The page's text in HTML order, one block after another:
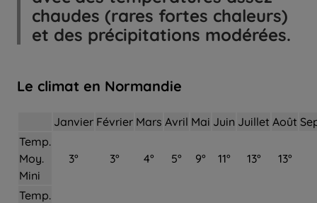
chaudes (rares fortes chaleurs)
et des précipitations modérées.
Le climat en Normandie
Janvier Février Mars Avril Mai Juin Juillet Août
Temp.
Moy.
Mini
3° 3° 4° 5° 9° 11° 13° 13°
Temp.